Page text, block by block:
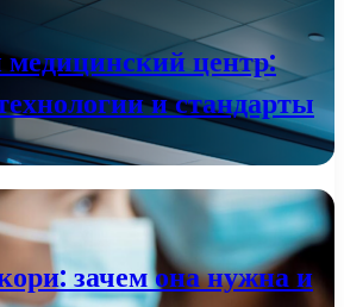
центр:
и стандарты
зачем она нужна и